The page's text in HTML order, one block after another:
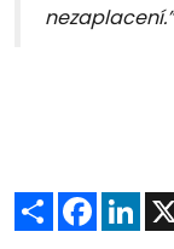
nezaplacení.”
Sdílet Facebook